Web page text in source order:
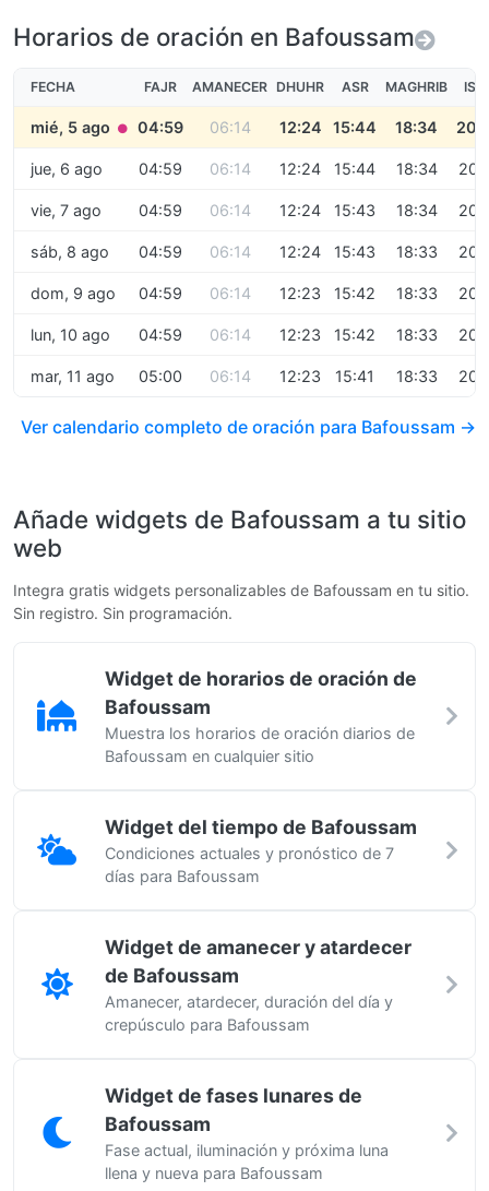
Horarios de oración en Bafoussam
FECHA FAJR AMANECER DHUHR ASR MAGHRIB
mié, 5 ago ● 04:59 06:14 12:24 15:44 18:34
jue, 6 ago 04:59 06:14 12:24 15:44 18:34
vie, 7 ago 04:59 06:14 12:24 15:43 18:34
sáb, 8 ago 04:59 06:14 12:24 15:43 18:33
dom, 9 ago 04:59 06:14 12:23 15:42 18:33
lun, 10 ago 04:59 06:14 12:23 15:42 18:33
mar, 11 ago 05:00 06:14 12:23 15:41 18:33
Ver calendario completo de oración para Bafoussam →
Añade widgets de Bafoussam a tu sitio
web
Integra gratis widgets personalizables de Bafoussam en tu sitio.
Sin registro. Sin programación.
Widget de horarios de oración de
Bafoussam
Muestra los horarios de oración diarios de
Bafoussam en cualquier sitio
Widget del tiempo de Bafoussam
Condiciones actuales y pronóstico de 7
días para Bafoussam
Widget de amanecer y atardecer
de Bafoussam
Amanecer, atardecer, duración del día y
crepúsculo para Bafoussam
Widget de fases lunares de
Bafoussam
Fase actual, iluminación y próxima luna
llena y nueva para Bafoussam